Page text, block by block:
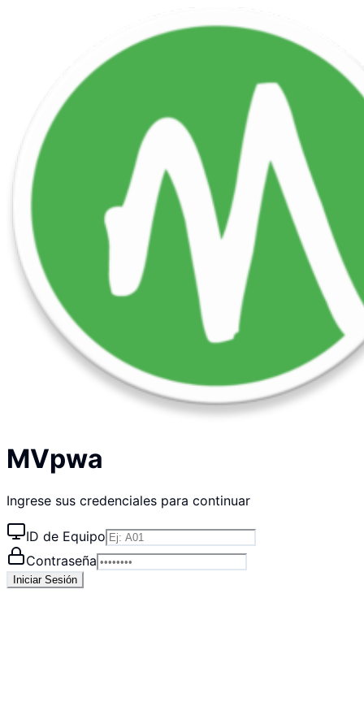
MVpwa
Ingrese sus credenciales para continuar
ID de Equipo
Contraseña
Iniciar Sesión